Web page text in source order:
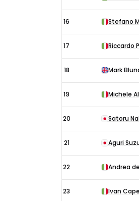
16 Stefano
17 Riccardo
18 Mark
19 Michele
20 Satoru
21 Aguri
22 Andrea
23 Ivan